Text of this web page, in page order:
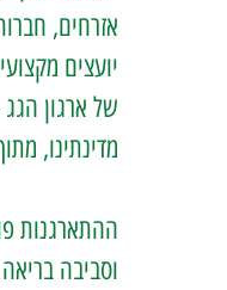
אזרחים,
יועצים
של ארגון
מדינתינו,
ההתארגנות
וסביבה